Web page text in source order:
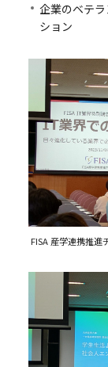
企業のベテ
ション
FISA 産学連携推